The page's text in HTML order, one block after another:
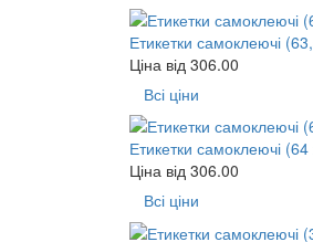
Етикетки самоклеючі
Ціна від 306.00
Всі ціни
Етикетки самоклеючі
Ціна від 306.00
Всі ціни